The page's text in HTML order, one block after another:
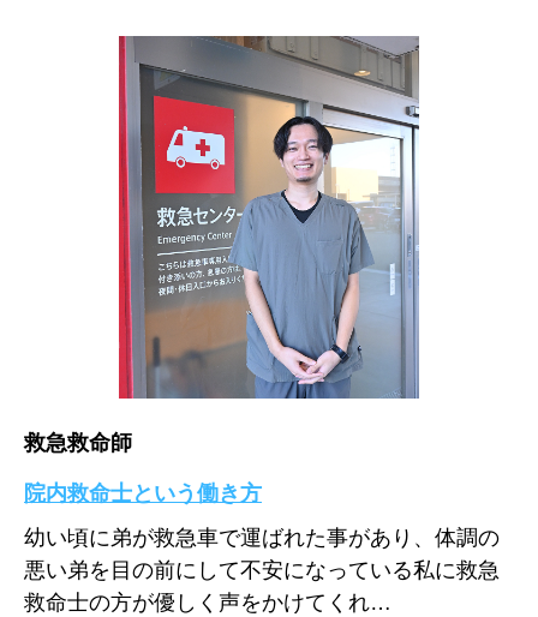
救急救命師
院内救命士という働き方
幼い頃に弟が救急車で運ばれた事があり、体調の
悪い弟を目の前にして不安になっている私に救急
救命士の方が優しく声をかけてくれ…